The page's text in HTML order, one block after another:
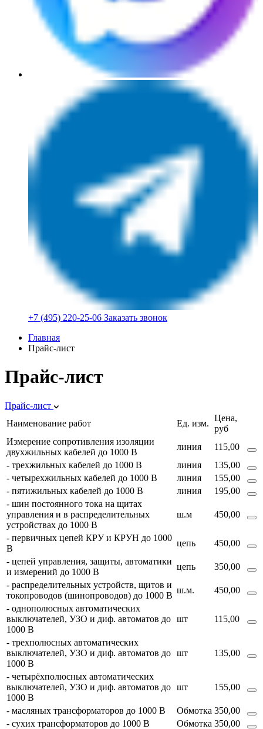
+7 (495) 220-25-06 Заказать звонок
Главная
Прайс-лист
Прайс-лист
Прайс-лист
Наименование работ
Ед. изм.
Цена,
руб
Измерение сопротивления изоляции
двухжильных кабелей до 1000 В
линия
115,00
- трехжильных кабелей до 1000 В
линия
135,00
- четырехжильных кабелей до 1000 В
линия
155,00
- пятижильных кабелей до 1000 В
линия
195,00
- шин постоянного тока на щитах
управления и в распределительных
устройствах до 1000 В
ш.м 450,00
- первичных цепей КРУ и КРУН до 1000
В
цепь
450,00
- цепей управления, защиты, автоматики
и измерений до 1000 В
цепь
350,00
- распределительных устройств, щитов и
токопроводов (шинопроводов) до 1000 В
ш.м.
450,00
- однополюсных автоматических
выключателей, УЗО и диф. автоматов до
1000 В
шт 115,00
- трехполюсных автоматических
выключателей, УЗО и диф. автоматов до
1000 В
шт 135,00
- четырёхполюсных автоматических
выключателей, УЗО и диф. автоматов до
1000 В
шт 155,00
- масляных трансформаторов до 1000 В Обмотка 350,00
- сухих трансформаторов до 1000 В
Обмотка 350,00